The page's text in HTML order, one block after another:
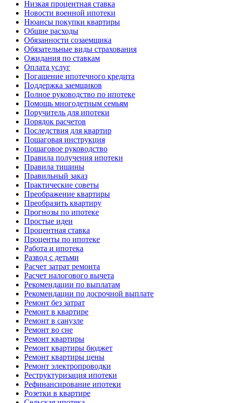
Низкая процентная ставка
Новости военной ипотеки
Нюансы покупки квартиры
Общие расходы
Обязанности созаемщика
Обязательные виды страхования
Ожидания по ставкам
Оплата услуг
Погашение ипотечного кредита
Поддержка заемщиков
Полное руководство по ипотеке
Помощь многодетным семьям
Поручитель для ипотеки
Порядок расчетов
Последствия для квартир
Пошаговая инструкция
Пошаговое руководство
Правила получения ипотеки
Правила тишины
Правильный заказ
Практические советы
Преображение квартиры
Преобразить квартиру
Прогнозы по ипотеке
Простые идеи
Процентная ставка
Проценты по ипотеке
Работа и ипотека
Развод с детьми
Расчет затрат ремонта
Расчет налогового вычета
Рекомендации по выплатам
Рекомендации по досрочной выплате
Ремонт без затрат
Ремонт в квартире
Ремонт в санузле
Ремонт во сне
Ремонт квартиры
Ремонт квартиры бюджет
Ремонт квартиры цены
Ремонт электропроводки
Реструктуризация ипотеки
Рефинансирование ипотеки
Розетки в квартире